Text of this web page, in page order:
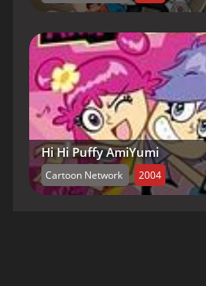
Hi Hi Puffy AmiYumi
Cartoon Network 2004